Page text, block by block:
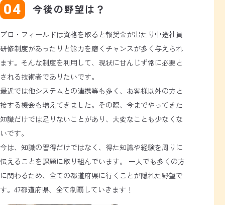
今後の野望は？
プロ・フィールドは資格を取ると報奨金が出たり中途社員
研修制度があったりと能力を磨くチャンスが多く与えられ
ます。そんな制度を利用して、現状に甘んじず常に必要と
される技術者でありたいです。
最近では他システムとの連携等も多く、お客様以外の方と
接する機会も増えてきました。その際、今までやってきた
知識だけでは足りないことがあり、大変なことも少なくな
いです。
今は、知識の習得だけではなく、得た知識や経験を周りに
伝えることを課題に取り組んでいます。 一人でも多くの方
に関わるため、全ての都道府県に行くことが隠れた野望で
す。47都道府県、全て制覇していきます！